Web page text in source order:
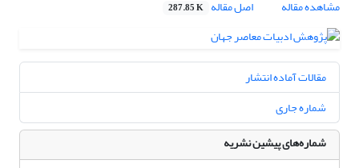
مشاهده مقاله
اصل مقاله 287.85 K
مقالات آماده انتشار
شماره جاری
شماره‌های پیشین نشریه